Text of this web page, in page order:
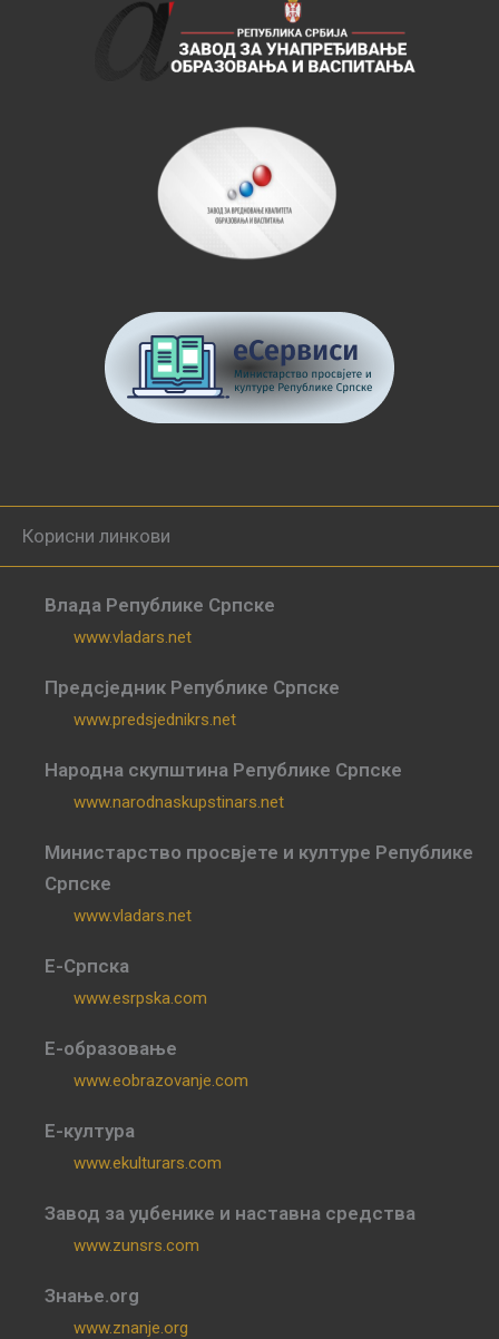
Корисни линкови
Влада Републике Српске
www.vladars.net
Предсједник Републике Српске
www.predsjednikrs.net
Народна скупштина Републике Српске
www.narodnaskupstinars.net
Министарство просвјете и културе Републике
Српске
www.vladars.net
Е-Српска
www.esrpska.com
Е-образовање
www.eobrazovanje.com
Е-култура
www.ekulturars.com
Завод за уџбенике и наставна средства
www.zunsrs.com
Знање.org
www.znanje.org